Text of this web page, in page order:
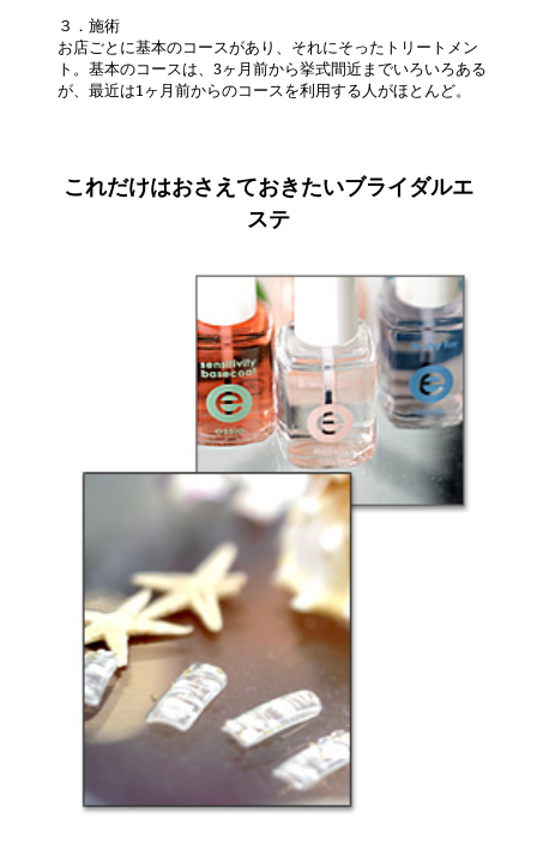
３．施術
お店ごとに基本のコースがあり、それにそったトリートメン
ト。基本のコースは、3ヶ月前から挙式間近までいろいろある
が、最近は1ヶ月前からのコースを利用する人がほとんど。
これだけはおさえておきたいブライダルエ
ステ